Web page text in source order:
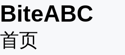
BiteABC
首页